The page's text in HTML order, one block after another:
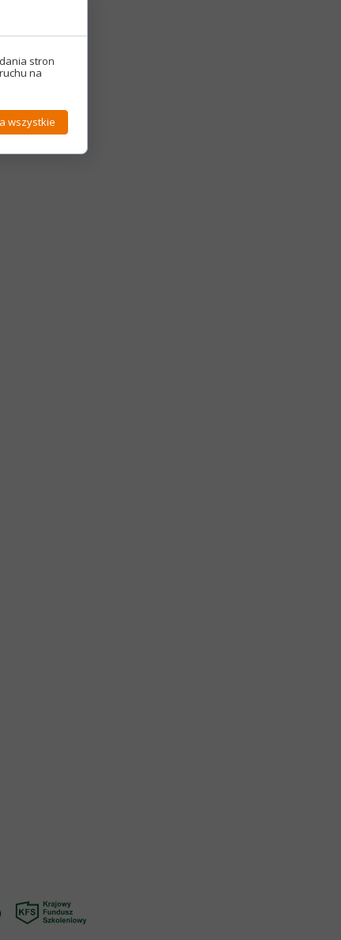
stron
na
wszystkie